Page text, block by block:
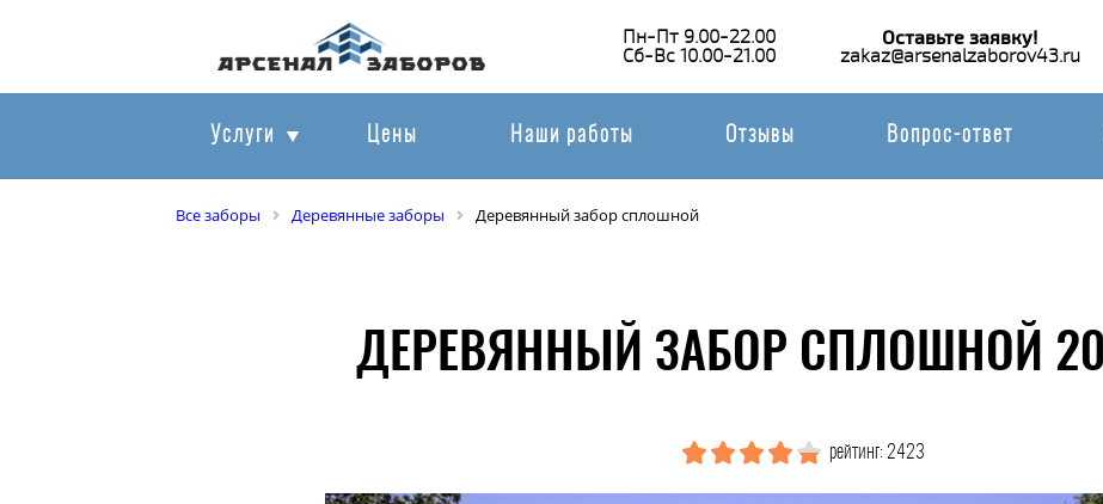
Пн-Пт 9.00-22.00
Сб-Вс 10.00-21.00
Оставьте заявку!
zakaz@arsenalzaborov43.ru
Услуги Цены Наши работы Отзывы Вопрос-ответ
Все заборы Деревянные заборы Деревянный забор сплошной
ДЕРЕВЯННЫЙ ЗАБОР СПЛОШНОЙ
рейтинг: 2423